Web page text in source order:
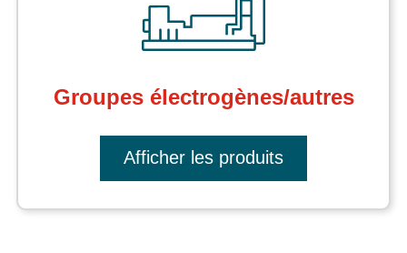
Groupes électrogènes/autres
Afficher les produits